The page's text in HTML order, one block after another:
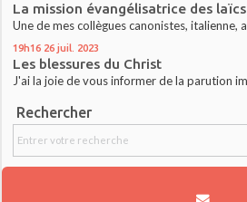
La mission évangélisatrice des
Une de mes collègues canonistes, italienne,
19h16 26 juil. 2023
Les blessures du Christ
J'ai la joie de vous informer de la parution
Rechercher